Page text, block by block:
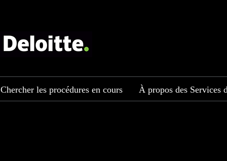
Chercher les procédures en cours À propos des Services